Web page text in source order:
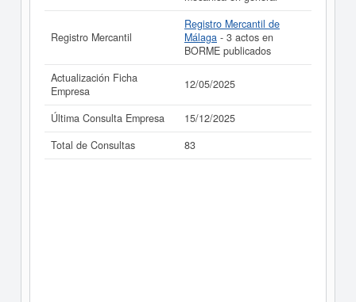
Registro Mercantil
Registro Mercantil de
Málaga - 3 actos en
BORME publicados
Actualización Ficha
Empresa
12/05/2025
Última Consulta Empresa
15/12/2025
Total de Consultas
83